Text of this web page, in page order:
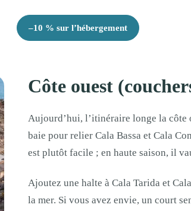
–10 % sur l’hébergement
Côte ouest
Aujourd’hui, l’itinéraire longe la côte
baie pour relier Cala Bassa et Cala
est plutôt facile ; en haute saison, il
Ajoutez une halte à Cala Tarida et
la mer. Si vous avez envie, un court